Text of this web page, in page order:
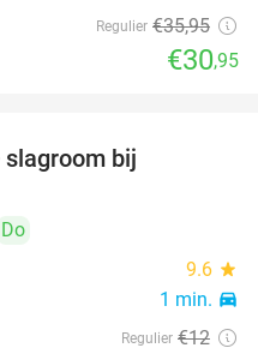
Regulier €35,95
€30,95
bij
Do
9.6 star
1 min. directions_car
Regulier €12